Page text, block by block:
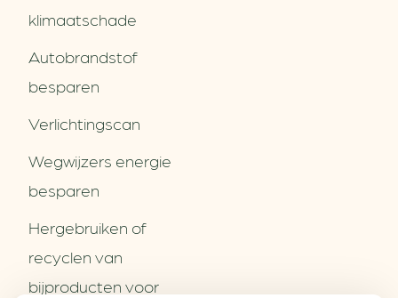
Partners
Contact
klimaatschade
Autobrandstof
besparen
Verlichtingscan
Wegwijzers energie
besparen
Hergebruiken of
recyclen van
bijproducten voor